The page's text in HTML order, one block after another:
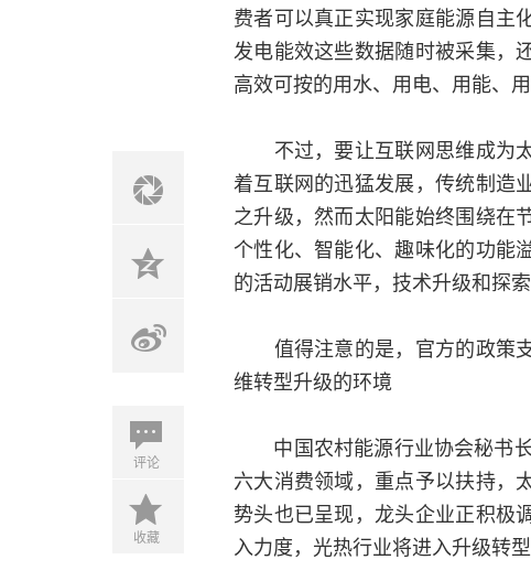
费者可以真正实现家庭能源自主
发电能效这些数据随时被采集，
高效可按的用水、用电、用能、用
不过，要让互联网思维成为太
着互联网的迅猛发展，传统制造
之升级，然而太阳能始终围绕在
个性化、智能化、趣味化的功能
的活动展销水平，技术升级和探
值得注意的是，官方的政策支
维转型升级的环境
中国农村能源行业协会秘书长
六大消费领域，重点予以扶持，
势头也已呈现，龙头企业正积极
入力度，光热行业将进入升级转型
评论
收藏